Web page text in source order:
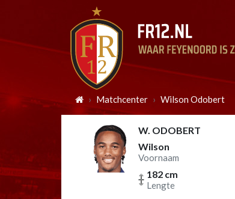
Matchcenter Wilson Odobert
W. ODOBERT
Wilson
Voornaam
182 cm
Lengte